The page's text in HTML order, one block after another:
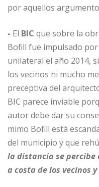
por aquellos
▫ El BIC que sobre la
Bofill fue impulsado
unilateral el año 2014,
los vecinos ni mucho
preceptiva del
BIC parece inviable
autor debe dar su
mimo Bofill está
del municipio y que
la distancia se percibe
a costa de los vecinos